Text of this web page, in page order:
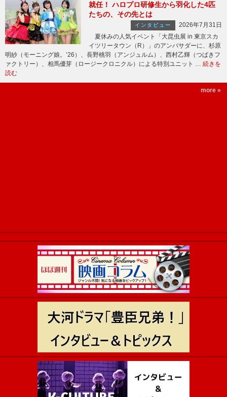
就任！ ハロプロ研修生から羽化した4匹
たちの、その先とは
インタビュー
2026年7月31日
夏休みの人気イベント「大昆虫展 in 東京スカ
イツリータウン（R）」のアンバサダーに、杉原
明紗（モーニング娘。’26）、長野桃羽（アンジュルム）、西村乙輝（つばきフ
ァクトリー）、相馬優芽（ロージークロニクル）による特別ユニット … 続きを
読む
more »